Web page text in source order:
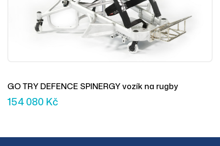
GO TRY DEFENCE SPINERGY vozík na rugby
154 080 Kč